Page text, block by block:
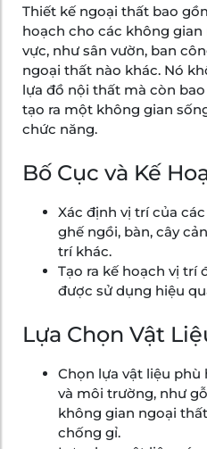
Thiết kế ngoại thất bao
hoạch cho các không
vực, như sân vườn, ban
ngoại thất nào khác. Nó
lựa đồ nội thất mà còn
tạo ra một không gian
chức năng.
Bố Cục và Kế
Xác định vị trí của
ghế ngồi, bàn, cây
trí khác.
Tạo ra kế hoạch vị trí
được sử dụng hiệu
Lựa Chọn Vật
Chọn lựa vật liệu
và môi trường, như
không gian ngoại
chống gỉ.